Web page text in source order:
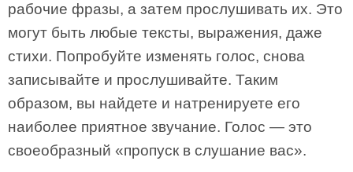
рабочие фразы, а затем прослушивать их. Это
могут быть любые тексты, выражения, даже
стихи. Попробуйте изменять голос, снова
записывайте и прослушивайте. Таким
образом, вы найдете и натренируете его
наиболее приятное звучание. Голос — это
своеобразный «пропуск в слушание вас».